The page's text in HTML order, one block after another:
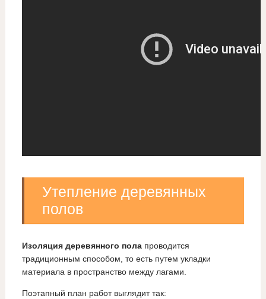
Утепление деревянных
полов
Изоляция деревянного полапроводится
традиционным способом, то есть путем укладки
материала в пространство между лагами.
Поэтапный план работ выглядит так: